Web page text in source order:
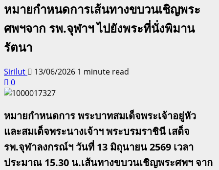
หมายกำหนดการเส้นทางขบวนเชิญพระ
ศพฯจาก รพ.จุฬาฯ ไปยังพระที่นั่งพิมาน
รัตนา
Sirilut 13/06/2026 1 minute read
0
หมายกำหนดการ พระบาทสมเด็จพระเจ้าอยู่หัว
และสมเด็จพระนางเจ้าฯ พระบรมราชินี เสด็จ
รพ.จุฬาลงกรณ์ฯ วันที่ 13 มิถุนายน 2569 เวลา
ประมาณ 15.30 น.เส้นทางขบวนเชิญพระศพฯ จาก